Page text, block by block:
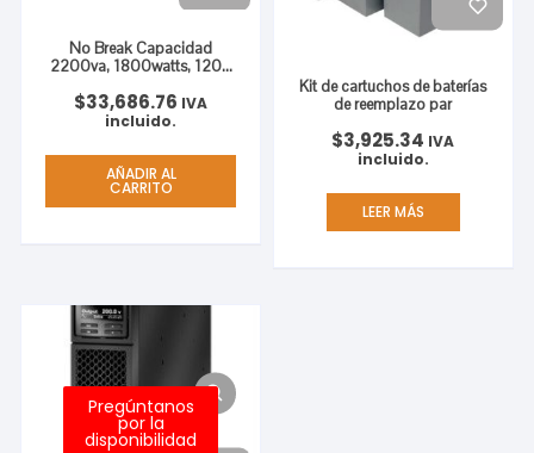
No Break Capacidad
2200va, 1800watts, 120v,
$33,686.76 IVA
incluido.
AÑADIR AL
CARRITO
Kit de cartuchos de baterías
de reemplazo par
$3,925.34 IVA
incluido.
LEER MÁS
Pregúntanos
por la
disponibilidad